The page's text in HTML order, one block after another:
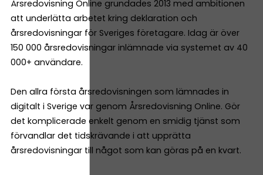
Årsredovisning Online grundades 2013 med ambitionen
att underlätta arbetet kring deklaration och
årsredovisningar för Sveriges företagare. Idag är över
150 000 årsredovisningar inlämnade via systemet av 40
000+ användare.
Den allra första årsredovisningen som lämnades in
digitalt i Sverige var genom Årsredovisning Online. Gör
det komplicerade enkelt genom en smidig tjänst som
förvandlar det tidskrävande i att upprätta
årsredovisningar till något som kan göras på en kvart.